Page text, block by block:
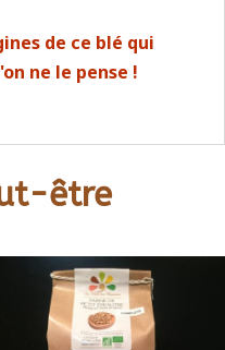
de ce blé qui
ne le pense !
être